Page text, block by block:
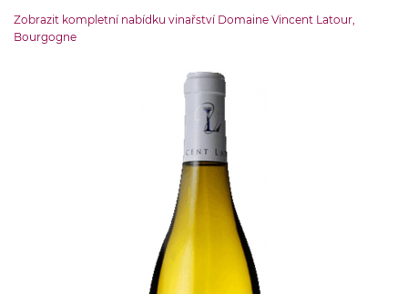
1er Cru Charmes
část školena v novém dubovém sudu
OBSAH ALKOHOLU:
Zobrazit kompletní nabídku vinařství Domaine Vincent Latour,
Bourgogne